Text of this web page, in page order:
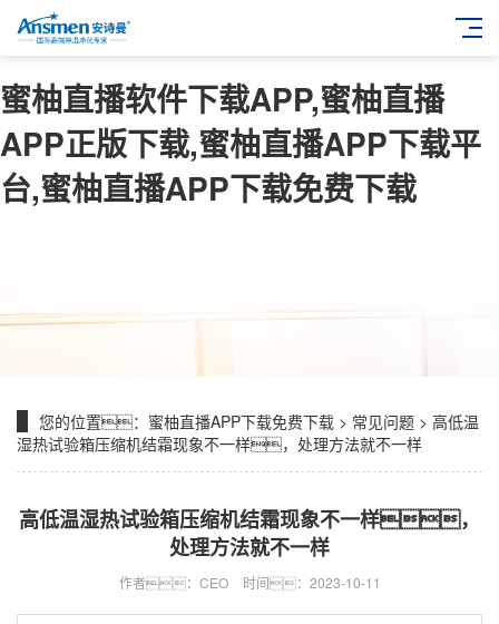
蜜柚直播软件下载APP,蜜柚直播
APP正版下载,蜜柚直播APP下载平
台,蜜柚直播APP下载免费下载
您的位置： 蜜柚直播APP下载免费下载 > 常见问题 > 高低温
湿热试验箱压缩机结霜现象不一样，处理方法就不一样
高低温湿热试验箱压缩机结霜现象不一样，
处理方法就不一样
作者：CEO 时间：2023-10-11